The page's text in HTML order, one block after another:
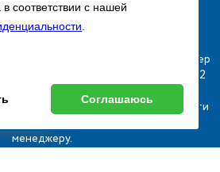
соответствии с нашей
.
Соглашаюсь
Разработка и продвижение сайта
о товарах носит справочный характер
офертой в соответствии с пунктом 2
статьи 437 ГК РФ.
информации о наличии и стоимости
услуг, пожалуйста, обращайтесь к
менеджеру.
Оставь заявку